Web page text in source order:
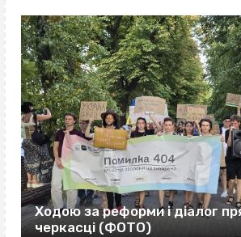
Ходою за реформи і діалог
черкасці (ФОТО)